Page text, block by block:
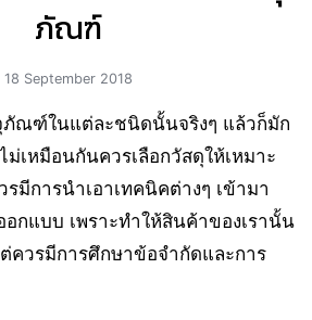
ภัณฑ์
18 September 2018
ภัณฑ์ในแต่ละชนิดนั้นจริงๆ แล้วก็มัก
เหมือนกันควรเลือกวัสดุให้เหมาะ
รมีการนำเอาเทคนิคต่างๆ เข้ามา
กแบบ เพราะทำให้สินค้าของเรานั้น
ควรมีการศึกษาข้อจำกัดและการ